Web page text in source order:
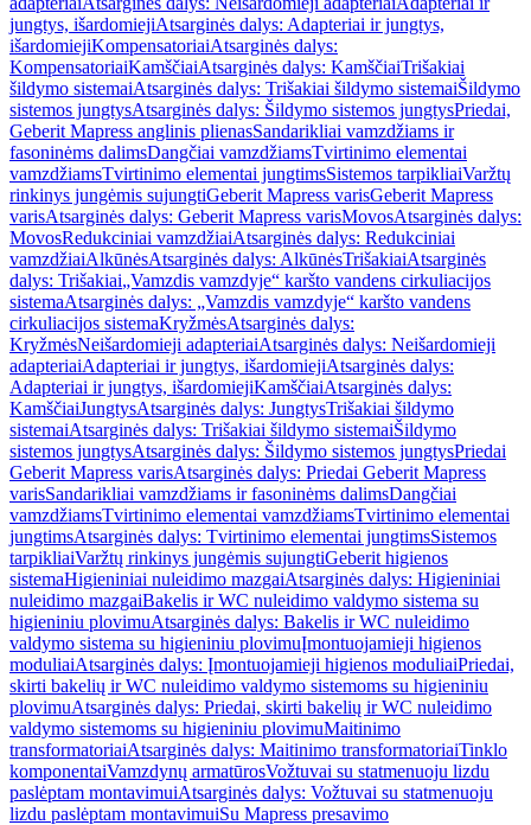
jungtys, išardomiejiAtsarginės dalys: Adapteriai ir jungtys,
išardomiejiKompensatoriaiAtsarginės dalys:
KompensatoriaiKamščiaiAtsarginės dalys: KamščiaiTrišakiai
šildymo sistemaiAtsarginės dalys: Trišakiai šildymo sistemaiŠildymo
sistemos jungtysAtsarginės dalys: Šildymo sistemos jungtysPriedai,
Geberit Mapress anglinis plienasSandarikliai vamzdžiams ir
fasoninėms dalimsDangčiai vamzdžiamsTvirtinimo elementai
vamzdžiamsTvirtinimo elementai jungtimsSistemos tarpikliaiVaržtų
rinkinys jungėmis sujungtiGeberit Mapress varisGeberit Mapress
varisAtsarginės dalys: Geberit Mapress varisMovosAtsarginės dalys:
MovosRedukciniai vamzdžiaiAtsarginės dalys: Redukciniai
vamzdžiaiAlkūnėsAtsarginės dalys: AlkūnėsTrišakiaiAtsarginės
dalys: Trišakiai„Vamzdis vamzdyje“ karšto vandens cirkuliacijos
sistemaAtsarginės dalys: „Vamzdis vamzdyje“ karšto vandens
cirkuliacijos sistemaKryžmėsAtsarginės dalys:
KryžmėsNeišardomieji adapteriaiAtsarginės dalys: Neišardomieji
adapteriaiAdapteriai ir jungtys, išardomiejiAtsarginės dalys:
Adapteriai ir jungtys, išardomiejiKamščiaiAtsarginės dalys:
KamščiaiJungtysAtsarginės dalys: JungtysTrišakiai šildymo
sistemaiAtsarginės dalys: Trišakiai šildymo sistemaiŠildymo
sistemos jungtysAtsarginės dalys: Šildymo sistemos jungtysPriedai
Geberit Mapress varisAtsarginės dalys: Priedai Geberit Mapress
varisSandarikliai vamzdžiams ir fasoninėms dalimsDangčiai
vamzdžiamsTvirtinimo elementai vamzdžiamsTvirtinimo elementai
jungtimsAtsarginės dalys: Tvirtinimo elementai jungtimsSistemos
tarpikliaiVaržtų rinkinys jungėmis sujungtiGeberit higienos
sistemaHigieniniai nuleidimo mazgaiAtsarginės dalys: Higieniniai
nuleidimo mazgaiBakelis ir WC nuleidimo valdymo sistema su
higieniniu plovimuAtsarginės dalys: Bakelis ir WC nuleidimo
valdymo sistema su higieniniu plovimuĮmontuojamieji higienos
moduliaiAtsarginės dalys: Įmontuojamieji higienos moduliaiPriedai,
skirti bakelių ir WC nuleidimo valdymo sistemoms su higieniniu
plovimuAtsarginės dalys: Priedai, skirti bakelių ir WC nuleidimo
valdymo sistemoms su higieniniu plovimuMaitinimo
transformatoriaiAtsarginės dalys: Maitinimo transformatoriaiTinklo
komponentaiVamzdynų armatūrosVožtuvai su statmenuoju lizdu
paslėptam montavimuiAtsarginės dalys: Vožtuvai su statmenuoju
lizdu paslėptam montavimuiSu Mapress presavimo